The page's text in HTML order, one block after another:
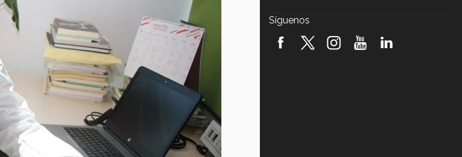
robótica FIRST 2026! (video)
Síguenos